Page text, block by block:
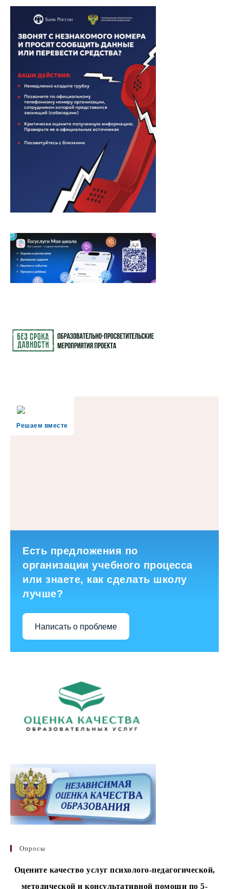
Решаем вместе
Есть предложения по
организации учебного процесса
или знаете, как сделать школу
лучше?
Написать о проблеме
Опросы
Оцените качество услуг психолого-педагогической,
методической и консультативной помощи по 5-